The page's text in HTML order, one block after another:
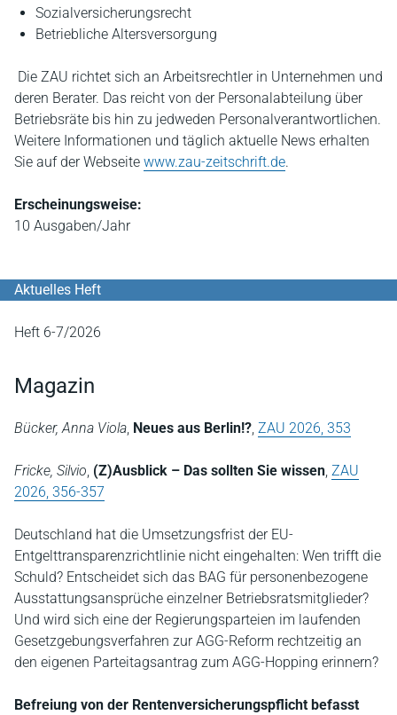
Sozialversicherungsrecht
Betriebliche Altersversorgung
Die ZAU richtet sich an Arbeitsrechtler in Unternehmen und
deren Berater. Das reicht von der Personalabteilung über
Betriebsräte bis hin zu jedweden Personalverantwortlichen.
Weitere Informationen und täglich aktuelle News erhalten
Sie auf der Webseite www.zau-zeitschrift.de.
Erscheinungsweise:
10 Ausgaben/Jahr
Aktuelles Heft
Heft 6-7/2026
Magazin
Bücker, Anna Viola, Neues aus Berlin!?, ZAU 2026, 353
Fricke, Silvio, (Z)Ausblick – Das sollten Sie wissen, ZAU
2026, 356-357
Deutschland hat die Umsetzungsfrist der EU-
Entgelttransparenzrichtlinie nicht eingehalten: Wen trifft die
Schuld? Entscheidet sich das BAG für personenbezogene
Ausstattungsansprüche einzelner Betriebsratsmitglieder?
Und wird sich eine der Regierungsparteien im laufenden
Gesetzgebungsverfahren zur AGG-Reform rechtzeitig an
den eigenen Parteitagsantrag zum AGG-Hopping erinnern?
Befreiung von der Rentenversicherungspflicht befasst